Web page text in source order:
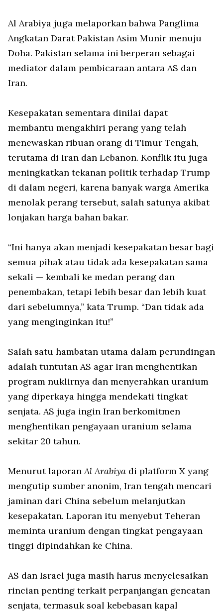
Al Arabiya juga melaporkan bahwa Panglima
Angkatan Darat Pakistan Asim Munir menuju
Doha. Pakistan selama ini berperan sebagai
mediator dalam pembicaraan antara AS dan
Iran.
Kesepakatan sementara dinilai dapat
membantu mengakhiri perang yang telah
menewaskan ribuan orang di Timur Tengah,
terutama di Iran dan Lebanon. Konflik itu juga
meningkatkan tekanan politik terhadap Trump
di dalam negeri, karena banyak warga Amerika
menolak perang tersebut, salah satunya akibat
lonjakan harga bahan bakar.
“Ini hanya akan menjadi kesepakatan besar bagi
semua pihak atau tidak ada kesepakatan sama
sekali — kembali ke medan perang dan
penembakan, tetapi lebih besar dan lebih kuat
dari sebelumnya,” kata Trump. “Dan tidak ada
yang menginginkan itu!”
Salah satu hambatan utama dalam perundingan
adalah tuntutan AS agar Iran menghentikan
program nuklirnya dan menyerahkan uranium
yang diperkaya hingga mendekati tingkat
senjata. AS juga ingin Iran berkomitmen
menghentikan pengayaan uranium selama
sekitar 20 tahun.
Menurut laporanAl Arabiya di platform X yang
mengutip sumber anonim, Iran tengah mencari
jaminan dari China sebelum melanjutkan
kesepakatan. Laporan itu menyebut Teheran
meminta uranium dengan tingkat pengayaan
tinggi dipindahkan ke China.
AS dan Israel juga masih harus menyelesaikan
rincian penting terkait perpanjangan gencatan
senjata, termasuk soal kebebasan kapal